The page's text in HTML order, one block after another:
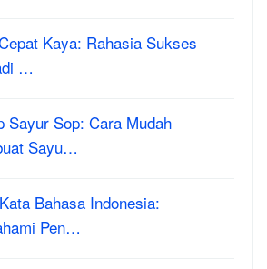
Kaya: Rahasia Sukses
…
Sayur Sop: Cara Mudah
Sayu…
Bahasa Indonesia:
Pen…